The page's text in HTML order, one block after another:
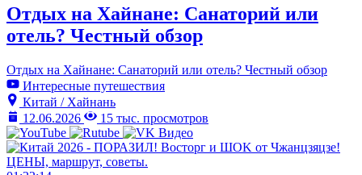
Отдых на Хайнане: Санаторий или
отель? Честный обзор
Отдых на Хайнане: Санаторий или отель? Честный обзор
Интересные путешествия
Китай / Хайнань
12.06.2026
15 тыс. просмотров